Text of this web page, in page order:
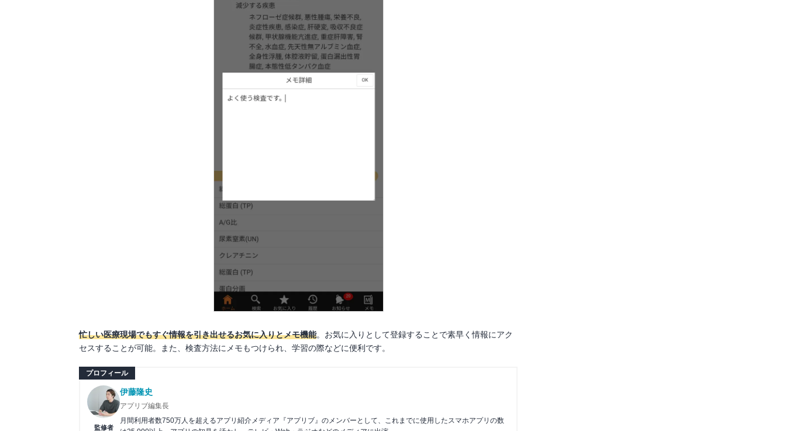
忙しい医療現場でもすぐ情報を引き出せるお気に入りとメモ機能。お気に入りとして登録することで素早く情報にアク
セスすることが可能。また、検査方法にメモもつけられ、学習の際などに便利です。
プロフィール
監修者
伊藤隆史
アプリブ編集長
月間利用者数750万人を超えるアプリ紹介メディア『アプリブ』のメンバーとして、これまでに使用したスマホアプリの数